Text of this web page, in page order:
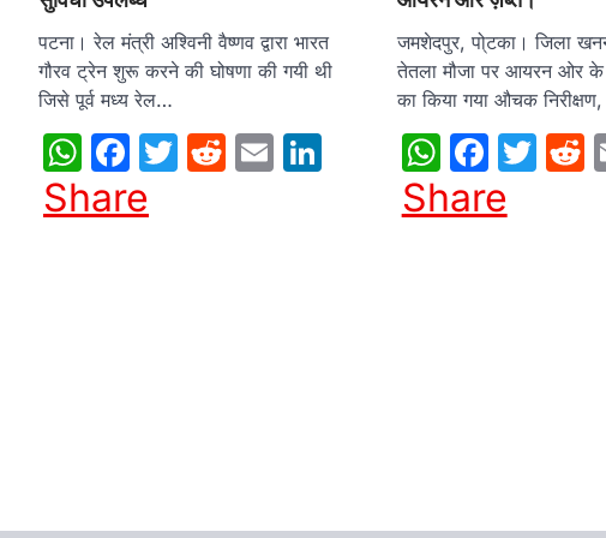
पटना। रेल मंत्री अश्विनी वैष्णव द्वारा भारत
गौरव ट्रेन शुरू करने की घोषणा की गयी थी
जिसे पूर्व मध्य रेल…
WhatsApp
Facebook
Twitter
Reddit
EmailLinkedIn
Share
जमशेदपुर, पो्‍टका। जिला खनन
तेतला मौजा पर आयरन ओर
का किया गया औचक निरीक्षण,
Share